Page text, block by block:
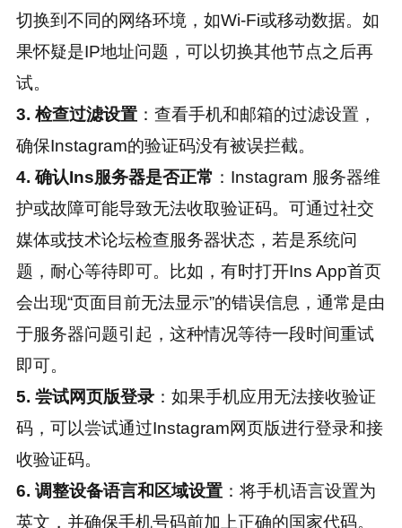
切换到不同的网络环境，如Wi-Fi或移动数据。如
果怀疑是IP地址问题，可以切换其他节点之后再
试。
3. 检查过滤设置：查看手机和邮箱的过滤设置，
确保Instagram的验证码没有被误拦截。
4. 确认Ins服务器是否正常 ：Instagram 服务器维
护或故障可能导致无法收取验证码。可通过社交
媒体或技术论坛检查服务器状态，若是系统问
题，耐心等待即可。比如，有时打开Ins App首页
会出现“页面目前无法显示”的错误信息，通常是由
于服务器问题引起，这种情况等待一段时间重试
即可。
5. 尝试网页版登录：如果手机应用无法接收验证
码，可以尝试通过Instagram网页版进行登录和接
收验证码。
6. 调整设备语言和区域设置：将手机语言设置为
英文，并确保手机号码前加上正确的国家代码。